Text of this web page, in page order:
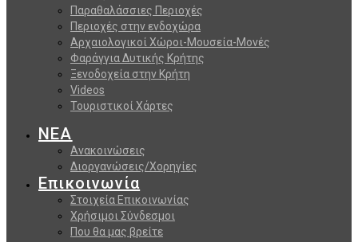
Παραθαλάσσιες Περιοχές
Περιοχές στην ενδοχώρα
Αρχαιολογικοί Χώροι-Μουσεία-Μονές
Φαράγγια Δυτικής Κρήτης
Ξενοδοχεία στην Κρήτη
Videos
Τουριστικοί Χάρτες
ΝΕΑ
Ανακοινώσεις
Διοργανώσεις/Χορηγίες
Επικοινωνία
Στοιχεία Επικοινωνίας
Χρήσιμοι Σύνδεσμοι
Που θα μας βρείτε